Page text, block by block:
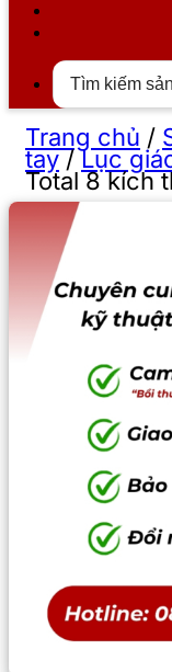
Trang chủ /
tay/Lục
Total 8 kích